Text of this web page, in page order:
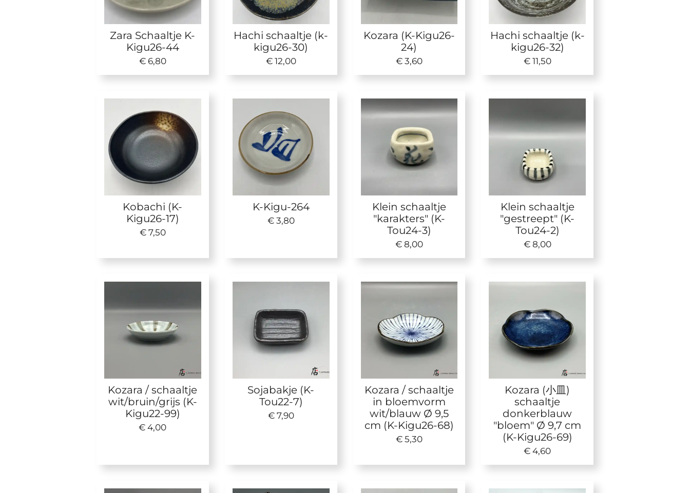
Zara Schaaltje K-
Kigu26-44
€ 6,80
Hachi schaaltje (k-
kigu26-30)
€ 12,00
Kozara (K-Kigu26-
24)
€ 3,60
Hachi schaaltje (k-
kigu26-32)
€ 11,50
Kobachi (K-
Kigu26-17)
€ 7,50
K-Kigu-264
€ 3,80
Klein schaaltje
"karakters" (K-
Tou24-3)
€ 8,00
Klein schaaltje
"gestreept" (K-
Tou24-2)
€ 8,00
Kozara / schaaltje
wit/bruin/grijs (K-
Kigu22-99)
€ 4,00
Sojabakje (K-
Tou22-7)
€ 7,90
Kozara / schaaltje
in bloemvorm
wit/blauw Ø 9,5
cm (K-Kigu26-68)
€ 5,30
Kozara (小皿)
schaaltje
donkerblauw
"bloem" Ø 9,7 cm
(K-Kigu26-69)
€ 4,60